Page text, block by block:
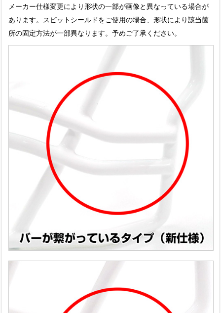
メーカー仕様変更により形状の一部が画像と異なっている場合が
あります。スピットシールドをご使用の場合、形状により該当箇
所の固定方法が一部異なります。予めご了承ください。